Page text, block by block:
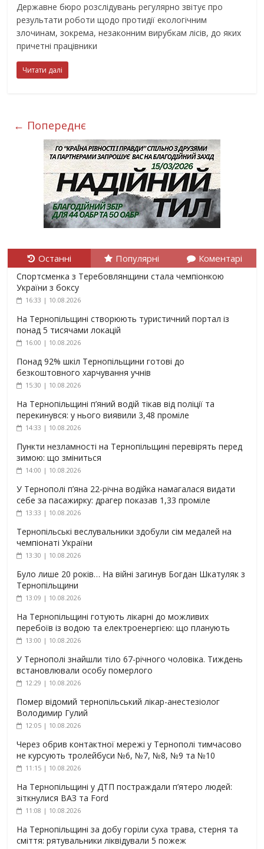
Державне бюро розслідувань регулярно звітує про
результати роботи щодо протидії екологічним
злочинам, зокрема, незаконним вирубкам лісів, до яких
причетні працівники
Читати далі
← Попереднє
Останні Популярні Коментарі
Спортсменка з Теребовлянщини стала чемпіонкою
України з боксу
16:33 | 10.08.2026
На Тернопільщині створюють туристичний портал із
понад 5 тисячами локацій
16:00 | 10.08.2026
Понад 92% шкіл Тернопільщини готові до
безкоштовного харчування учнів
15:30 | 10.08.2026
На Тернопільщині п’яний водій тікав від поліції та
перекинувся: у нього виявили 3,48 проміле
14:33 | 10.08.2026
Пункти незламності на Тернопільщині перевірять перед
зимою: що зміниться
14:00 | 10.08.2026
У Тернополі п’яна 22-річна водійка намагалася видати
себе за пасажирку: драгер показав 1,33 проміле
13:33 | 10.08.2026
Тернопільські веслувальники здобули сім медалей на
чемпіонаті України
13:30 | 10.08.2026
Було лише 20 років… На війні загинув Богдан Шкатуляк з
Тернопільщини
13:09 | 10.08.2026
На Тернопільщині готують лікарні до можливих
перебоїв із водою та електроенергією: що планують
13:00 | 10.08.2026
У Тернополі знайшли тіло 67-річного чоловіка. Тиждень
встановлювали особу померлого
12:29 | 10.08.2026
Помер відомий тернопільський лікар-анестезіолог
Володимир Гулий
12:05 | 10.08.2026
Через обрив контактної мережі у Тернополі тимчасово
не курсують тролейбуси №6, №7, №8, №9 та №10
11:15 | 10.08.2026
На Тернопільщині у ДТП постраждали п’ятеро людей:
зіткнулися ВАЗ та Ford
11:08 | 10.08.2026
На Тернопільщині за добу горіли суха трава, стерня та
сміття: рятувальники ліквідували 5 пожеж